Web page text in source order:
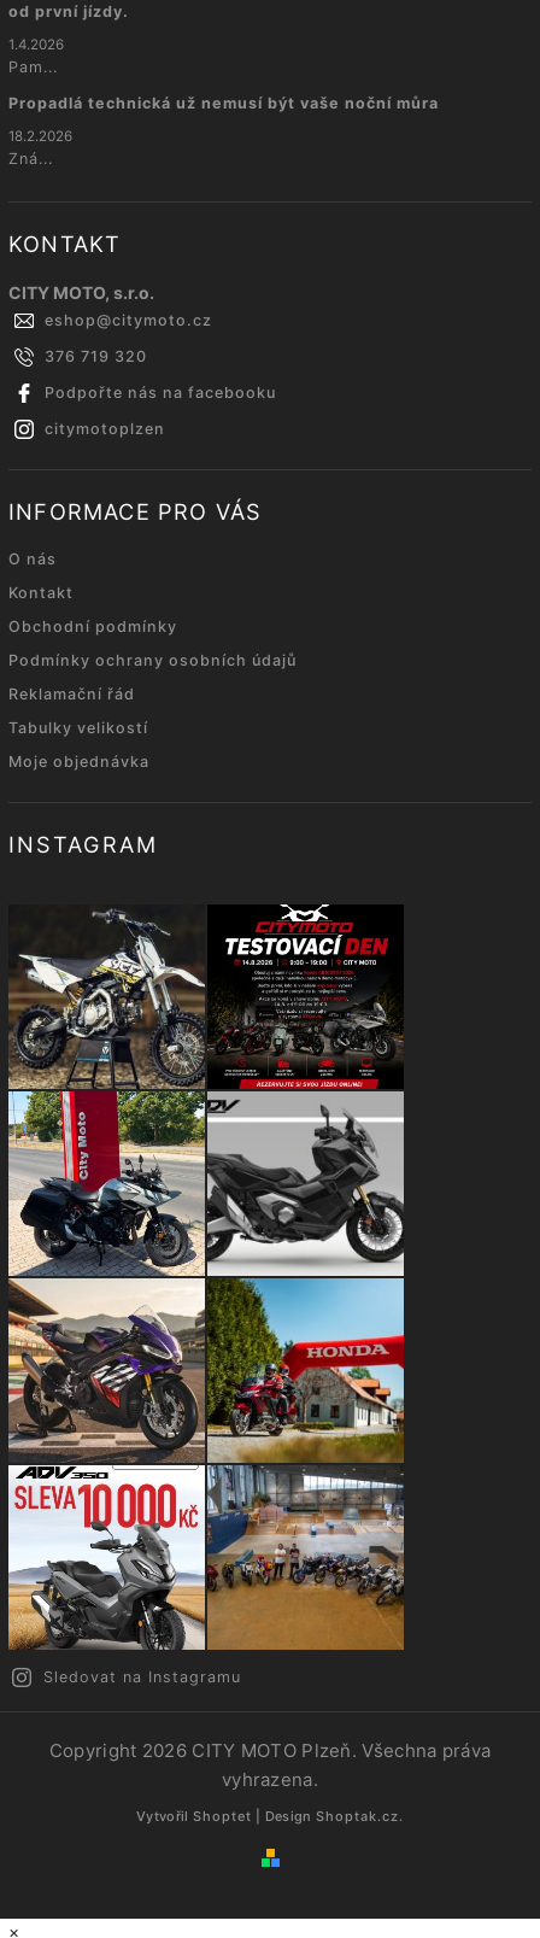
od první jízdy.
1.4.2026
Pam...
Propadlá technická už nemusí být vaše noční můra
18.2.2026
Zná...
KONTAKT
CITY MOTO, s.r.o.
eshop@citymoto.cz
376 719 320
Podpořte nás na facebooku
citymotoplzen
INFORMACE PRO VÁS
O nás
Kontakt
Obchodní podmínky
Podmínky ochrany osobních údajů
Reklamační řád
Tabulky velikostí
Moje objednávka
INSTAGRAM
Sledovat na Instagramu
Copyright 2026 CITY MOTO Plzeň. Všechna práva
vyhrazena.
Vytvořil Shoptet | Design Shoptak.cz.
×